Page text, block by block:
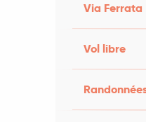
Via Ferrata
Vol libre
aux Fleurs
locaux